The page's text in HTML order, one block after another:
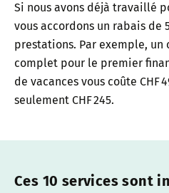
Si nous avons déjà travaillé
vous accordons un rabais de
prestations. Par exemple, un
complet pour le premier
de vacances vous coûte CHF
seulement CHF 245.
Ces 10 services sont